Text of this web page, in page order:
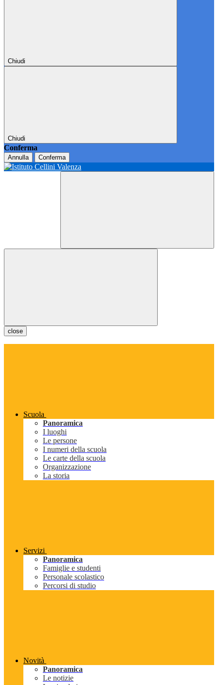
Chiudi
Chiudi
Conferma
Annulla Conferma
close
Scuola
Panoramica
I luoghi
Le persone
I numeri della scuola
Le carte della scuola
Organizzazione
La storia
Servizi
Panoramica
Famiglie e studenti
Personale scolastico
Percorsi di studio
Novità
Panoramica
Le notizie